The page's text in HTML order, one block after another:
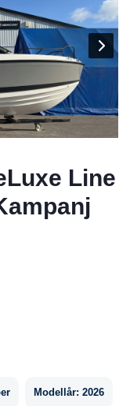
Line
Modellår: 2026